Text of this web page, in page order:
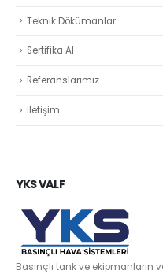
Teknik Dökümanlar
Sertifika Al
Referanslarımız
İletişim
YKS VALF
Basınçlı tank ve